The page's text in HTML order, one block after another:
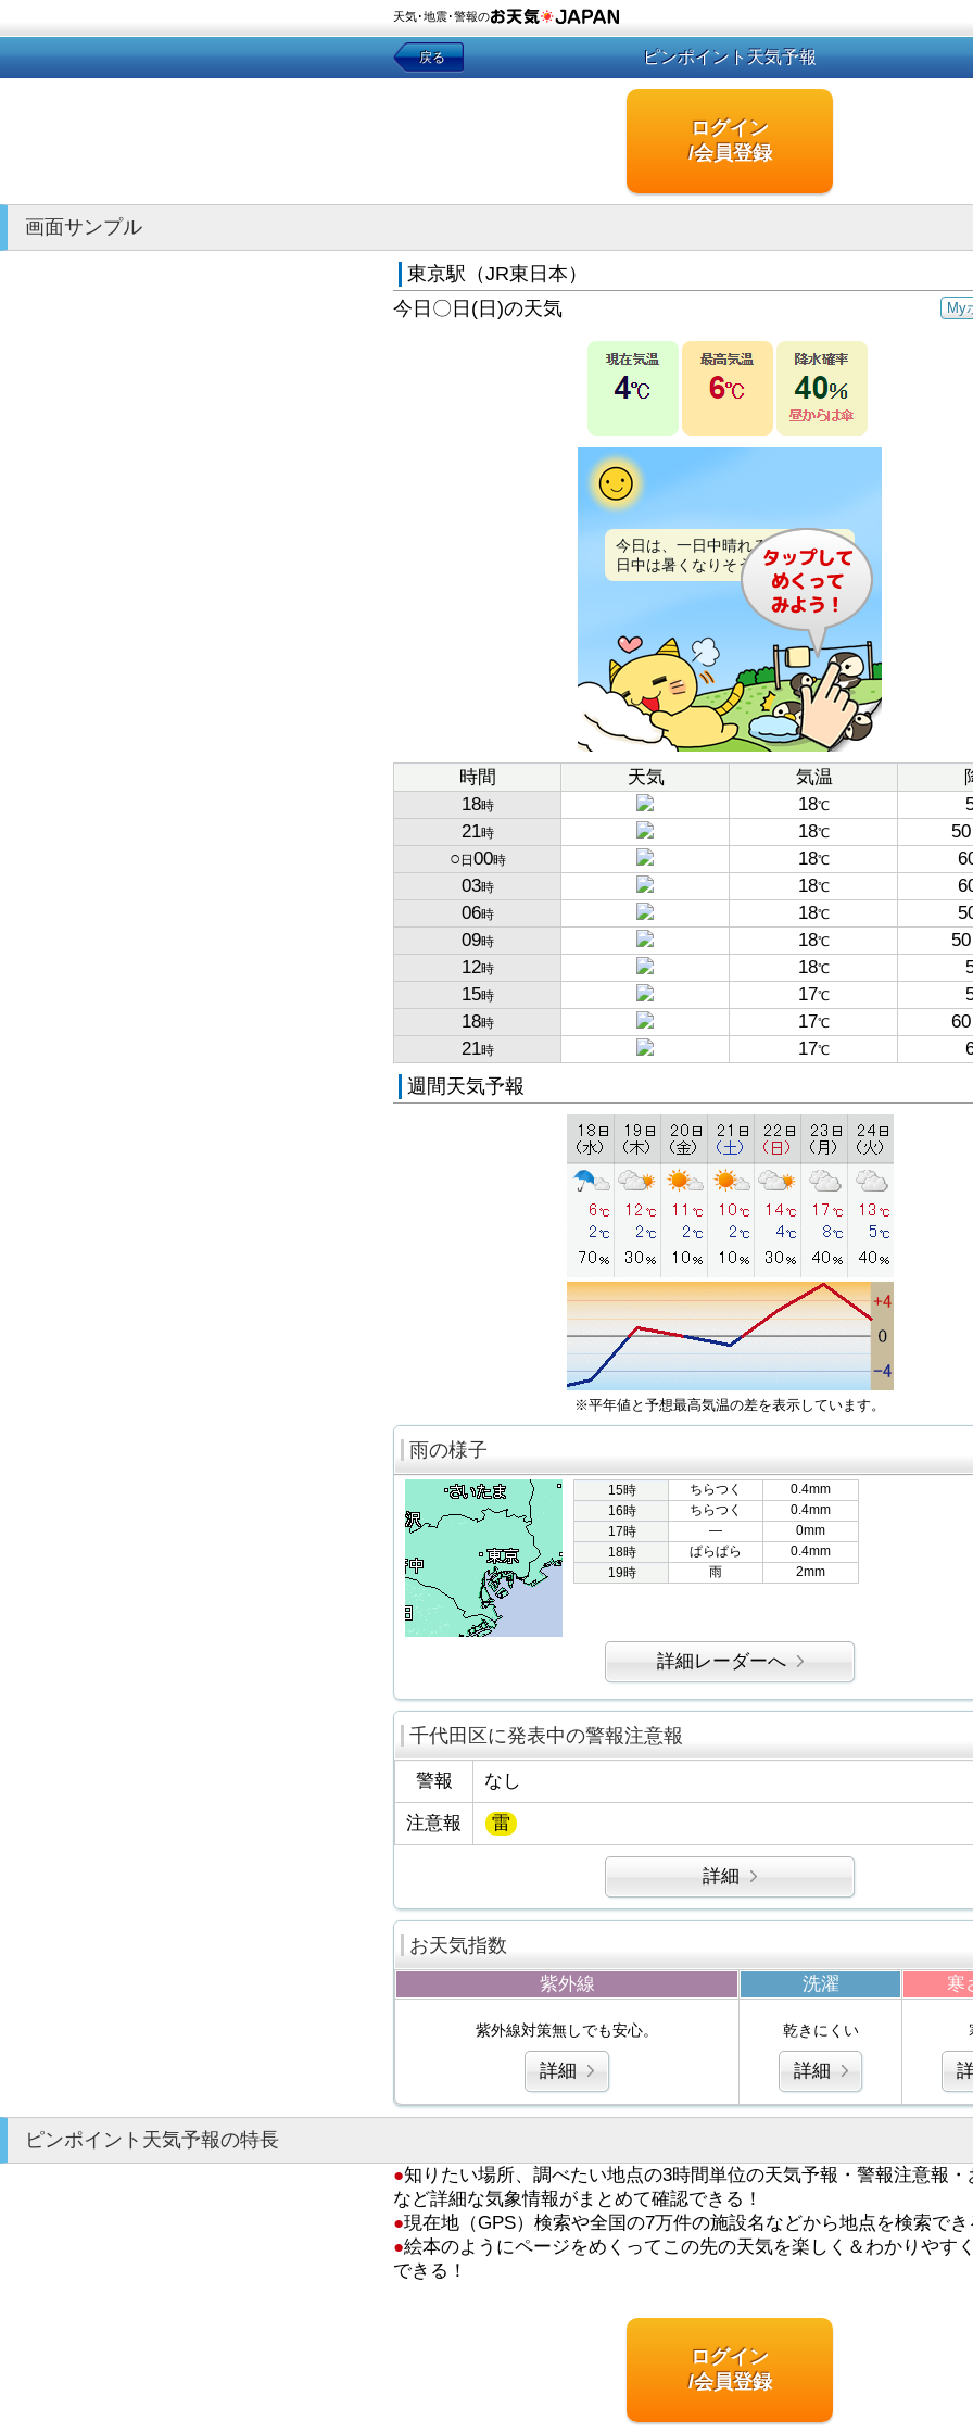
天気･地震･警報の
戻る ピンポイント天気予報
ログイン
/会員登録
画面サンプル
東京駅（JR東日本）
My
今日〇日(日)の天気
今日は、一日中晴れるでしょう。
日中は暑くなりそうです。
時間 天気 気温
18時 18℃
21時 18℃ 50
○ 日 00時 18℃
03時 18℃
06時 18℃
09時 18℃ 50
12時 18℃
15時 17℃
18時 17℃ 60
21時 17℃
週間天気予報
※平年値と予想最高気温の差を表示しています。
雨の様子
15時 ちらつく
0.4mm
16時
ちらつく
0.4mm
17時
―
0mm
18時
ぱらぱら
0.4mm
19時
雨 2mm
詳細レーダーへ
千代田区に発表中の警報注意報
警報 なし
注意報 雷
詳細
お天気指数
紫外線 洗濯 寒
紫外線対策無しでも安心。
詳細
乾きにくい
詳細
ピンポイント天気予報の特長
●知りたい場所、調べたい地点の3時間単位の天気予報・警報注意報・
など詳細な気象情報がまとめて確認できる！
●現在地（GPS）検索や全国の7万件の施設名などから地点を検索でき
●絵本のようにページをめくってこの先の天気を楽しく＆わかりやす
できる！
ログイン
/会員登録